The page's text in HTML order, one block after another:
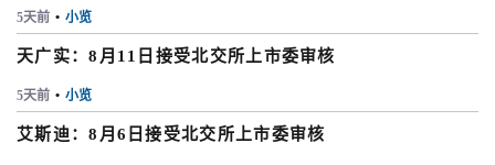
5天前 • 小览
天广实：8月11日接受北交所上市委审核
5天前 • 小览
艾斯迪：8月6日接受北交所上市委审核